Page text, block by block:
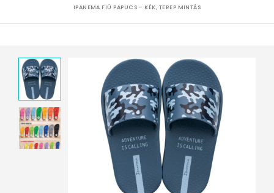
IPANEMA FIÚ PAPUCS – KÉK, TEREP MINTÁS